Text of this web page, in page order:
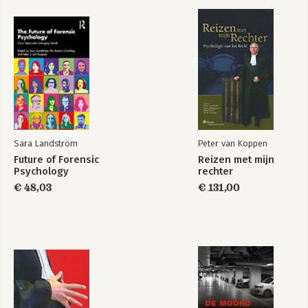
Bekijk alle boeken
10. Wat werkt? Bijdragen aan het terugdringen van recidive 183
B. DE OPSPORING
11. Psychologische invloeden op forensisch-technisch
onderzoek 203
12. Profilering in de opsporing 217
13. Alibi’s 249
14. Predictie van valse aangiftes 261
15. Identificatie 283
16. Getuigen helpen herkennen: signalementen, compo’s en
D. HET BEWIJS
18. Over tunnelvisie 385
19. Heuristieken 397
20. Waarschijnlijkheidsargumentatie in het strafproces 413
Sara Landström
Future of Forensic
Psychology
€ 48,03
Peter van Koppen
Reizen met mijn
rechter
€ 131,00